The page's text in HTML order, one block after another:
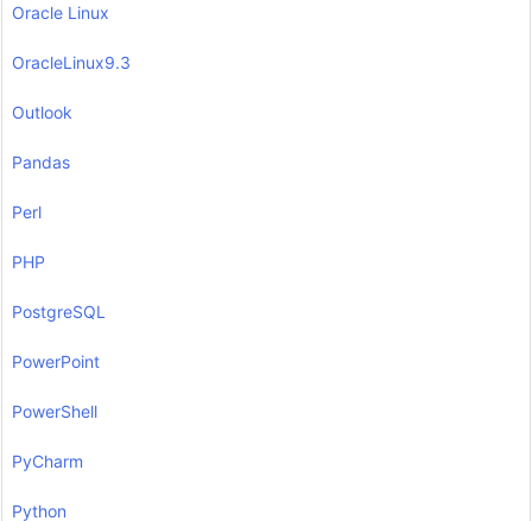
Oracle Linux
OracleLinux9.3
Outlook
Pandas
Perl
PHP
PostgreSQL
PowerPoint
PowerShell
PyCharm
Python